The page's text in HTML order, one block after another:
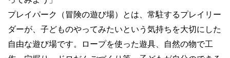
プレイパーク（冒険の遊び場）とは、常駐するプレイリー
ダーが、子どものやってみたいという気持ちを大切にした
自由な遊び場です。ロープを使った遊具、自然の物で工